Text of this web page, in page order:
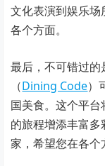
文化表演到娱乐
各个方面。
最后，不可错过
（Dining Code）
国美食。这个平
的旅程增添丰富
家，希望您在各个